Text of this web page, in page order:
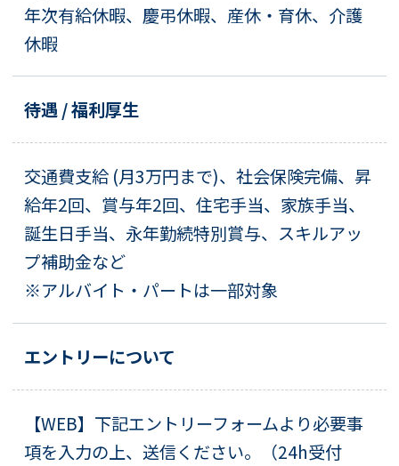
年次有給休暇、慶弔休暇、産休・育休、介護
休暇
待遇 / 福利厚生
交通費支給 (月3万円まで)、社会保険完備、昇
給年2回、賞与年2回、住宅手当、家族手当、
誕生日手当、永年勤続特別賞与、スキルアッ
プ補助金など
※アルバイト・パートは一部対象
エントリーについて
【WEB】下記エントリーフォームより必要事
項を入力の上、送信ください。（24h受付